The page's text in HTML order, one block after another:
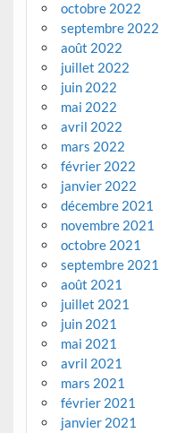
octobre 2022
septembre 2022
août 2022
juillet 2022
juin 2022
mai 2022
avril 2022
mars 2022
février 2022
janvier 2022
décembre 2021
novembre 2021
octobre 2021
septembre 2021
août 2021
juillet 2021
juin 2021
mai 2021
avril 2021
mars 2021
février 2021
janvier 2021